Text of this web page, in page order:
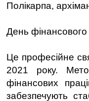
Полікарпа,
День фінансового
Це професійне
2021 року.
фінансових
забезпечують